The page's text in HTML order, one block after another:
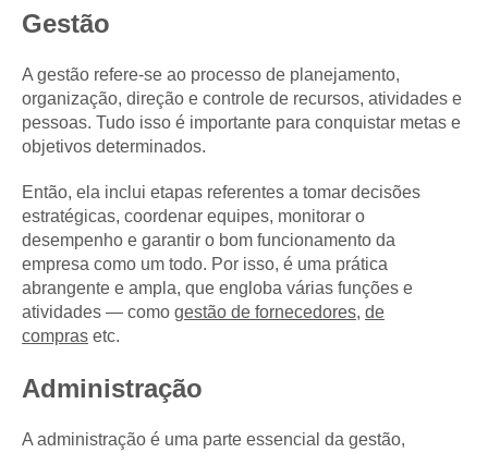
Gestão
A gestão refere-se ao processo de planejamento,
organização, direção e controle de recursos, atividades e
pessoas. Tudo isso é importante para conquistar metas e
objetivos determinados.
Então, ela inclui etapas referentes a tomar decisões
estratégicas, coordenar equipes, monitorar o
desempenho e garantir o bom funcionamento da
empresa como um todo. Por isso, é uma prática
abrangente e ampla, que engloba várias funções e
atividades — como gestão de fornecedores, de
compras etc.
Administração
A administração é uma parte essencial da gestão,